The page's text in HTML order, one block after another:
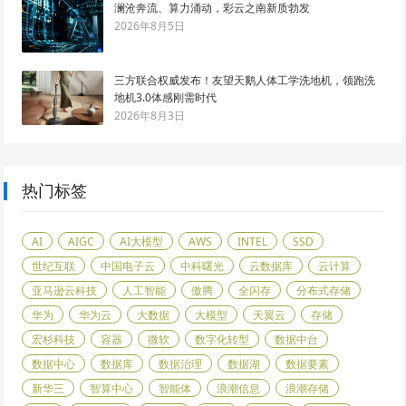
澜沧奔流、算力涌动，彩云之南新质勃发
2026年8月5日
三方联合权威发布！友望天鹅人体工学洗地机，领跑洗
地机3.0体感刚需时代
2026年8月3日
热门标签
AI AIGC AI大模型 AWS INTEL
SSD
世纪互联
中国电子云 中科曙光 云数据库
云计算
亚马逊云科技
人工智能 傲腾 全闪存
分布式存储
华为
华为云 大数据 大模型 天翼云
存储
宏杉科技
容器 微软 数字化转型
数据中台
数据中心
数据库 数据治理 数据湖
数据要素
新华三
智算中心 智能体 浪潮信息
浪潮存储